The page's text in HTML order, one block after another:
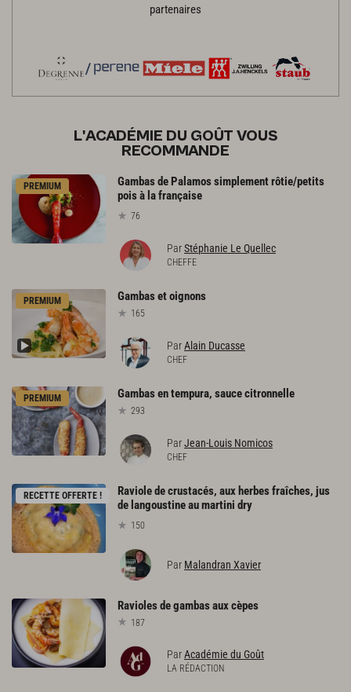
partenaires
L'ACADÉMIE DU GOÛT VOUS
RECOMMANDE
PREMIUM
Gambas de Palamos simplement rôtie/petits
pois à la française
76
ParStéphanie Le Quellec
CHEFFE
PREMIUM Gambasetoignons
165
ParAlain Ducasse
CHEF
PREMIUM Gambasentempura, saucecitronnelle
293
ParJean-Louis Nomicos
CHEF
RECETTE OFFERTE !
Raviole de crustacés, aux herbes fraîches, jus
de langoustine au martini dry
150
Par Malandran Xavier
Raviolesdegambasauxcèpes
187
ParAcadémie du Goût
LA RÉDACTION